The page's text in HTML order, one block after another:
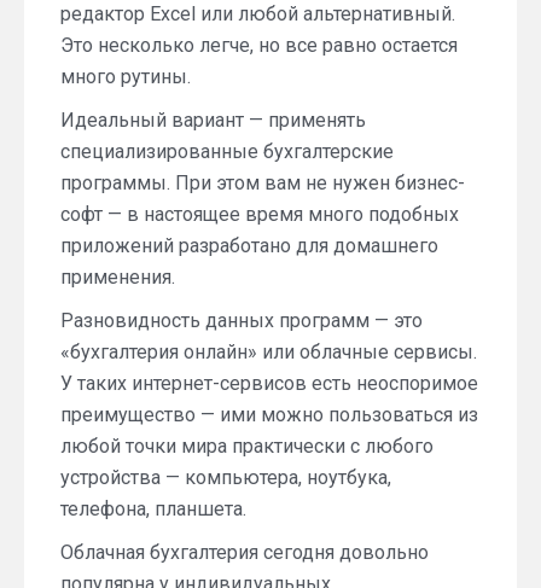
редактор Excel или любой альтернативный.
Это несколько легче, но все равно остается
много рутины.
Идеальный вариант — применять
специализированные бухгалтерские
программы. При этом вам не нужен бизнес-
софт — в настоящее время много подобных
приложений разработано для домашнего
применения.
Разновидность данных программ — это
«бухгалтерия онлайн» или облачные сервисы.
У таких интернет-сервисов есть неоспоримое
преимущество — ими можно пользоваться из
любой точки мира практически с любого
устройства — компьютера, ноутбука,
телефона, планшета.
Облачная бухгалтерия сегодня довольно